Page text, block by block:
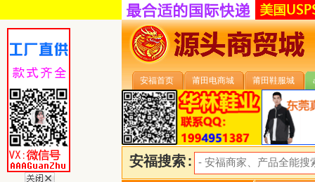
安福首页 莆田电商城 莆田鞋服城
安福搜索: